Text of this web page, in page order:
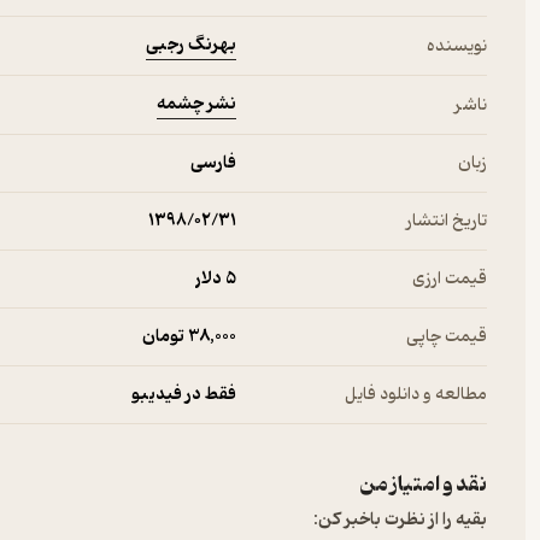
نداشت، جایی نبود برای رفتن غیرِ بیرون و دورترها.
نویسنده بهرنگ رجبی
ناشر نشر چشمه
زبان فارسی
تاریخ انتشار ۱۳۹۸/۰۲/۳۱
قیمت ارزی 5 دلار
قیمت چاپی 38,000 تومان
مطالعه و دانلود فایل فقط در فیدیبو
نقد و امتیاز من
بقیه را از نظرت باخبر کن: